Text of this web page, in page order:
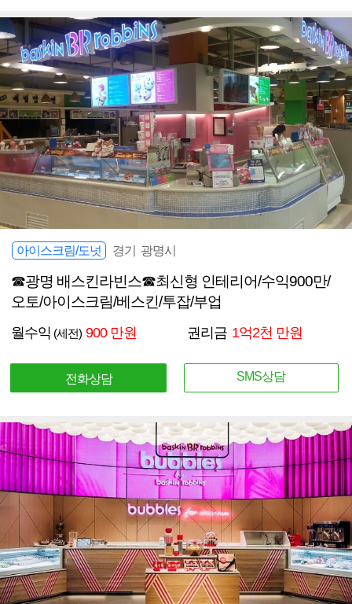
아이스크림/도넛 경기 광명시
☎광명 배스킨라빈스☎최신형 인테리어/수익900만/
오토/아이스크림/베스킨/투잡/부업
월수익 (세전) 900 만원 권리금 1억2천 만원
전화상담 SMS상담